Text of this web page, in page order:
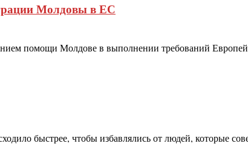
Молдовы в ЕС
помощи Молдове в выполнении требований
быстрее, чтобы избавлялись от людей, которые